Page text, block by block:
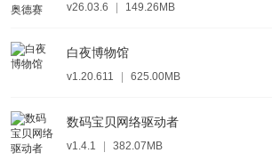
v26.03.6 149.26MB
白夜博物馆
v1.20.611 625.00MB
数码宝贝网络驱动者
v1.4.1 382.07MB